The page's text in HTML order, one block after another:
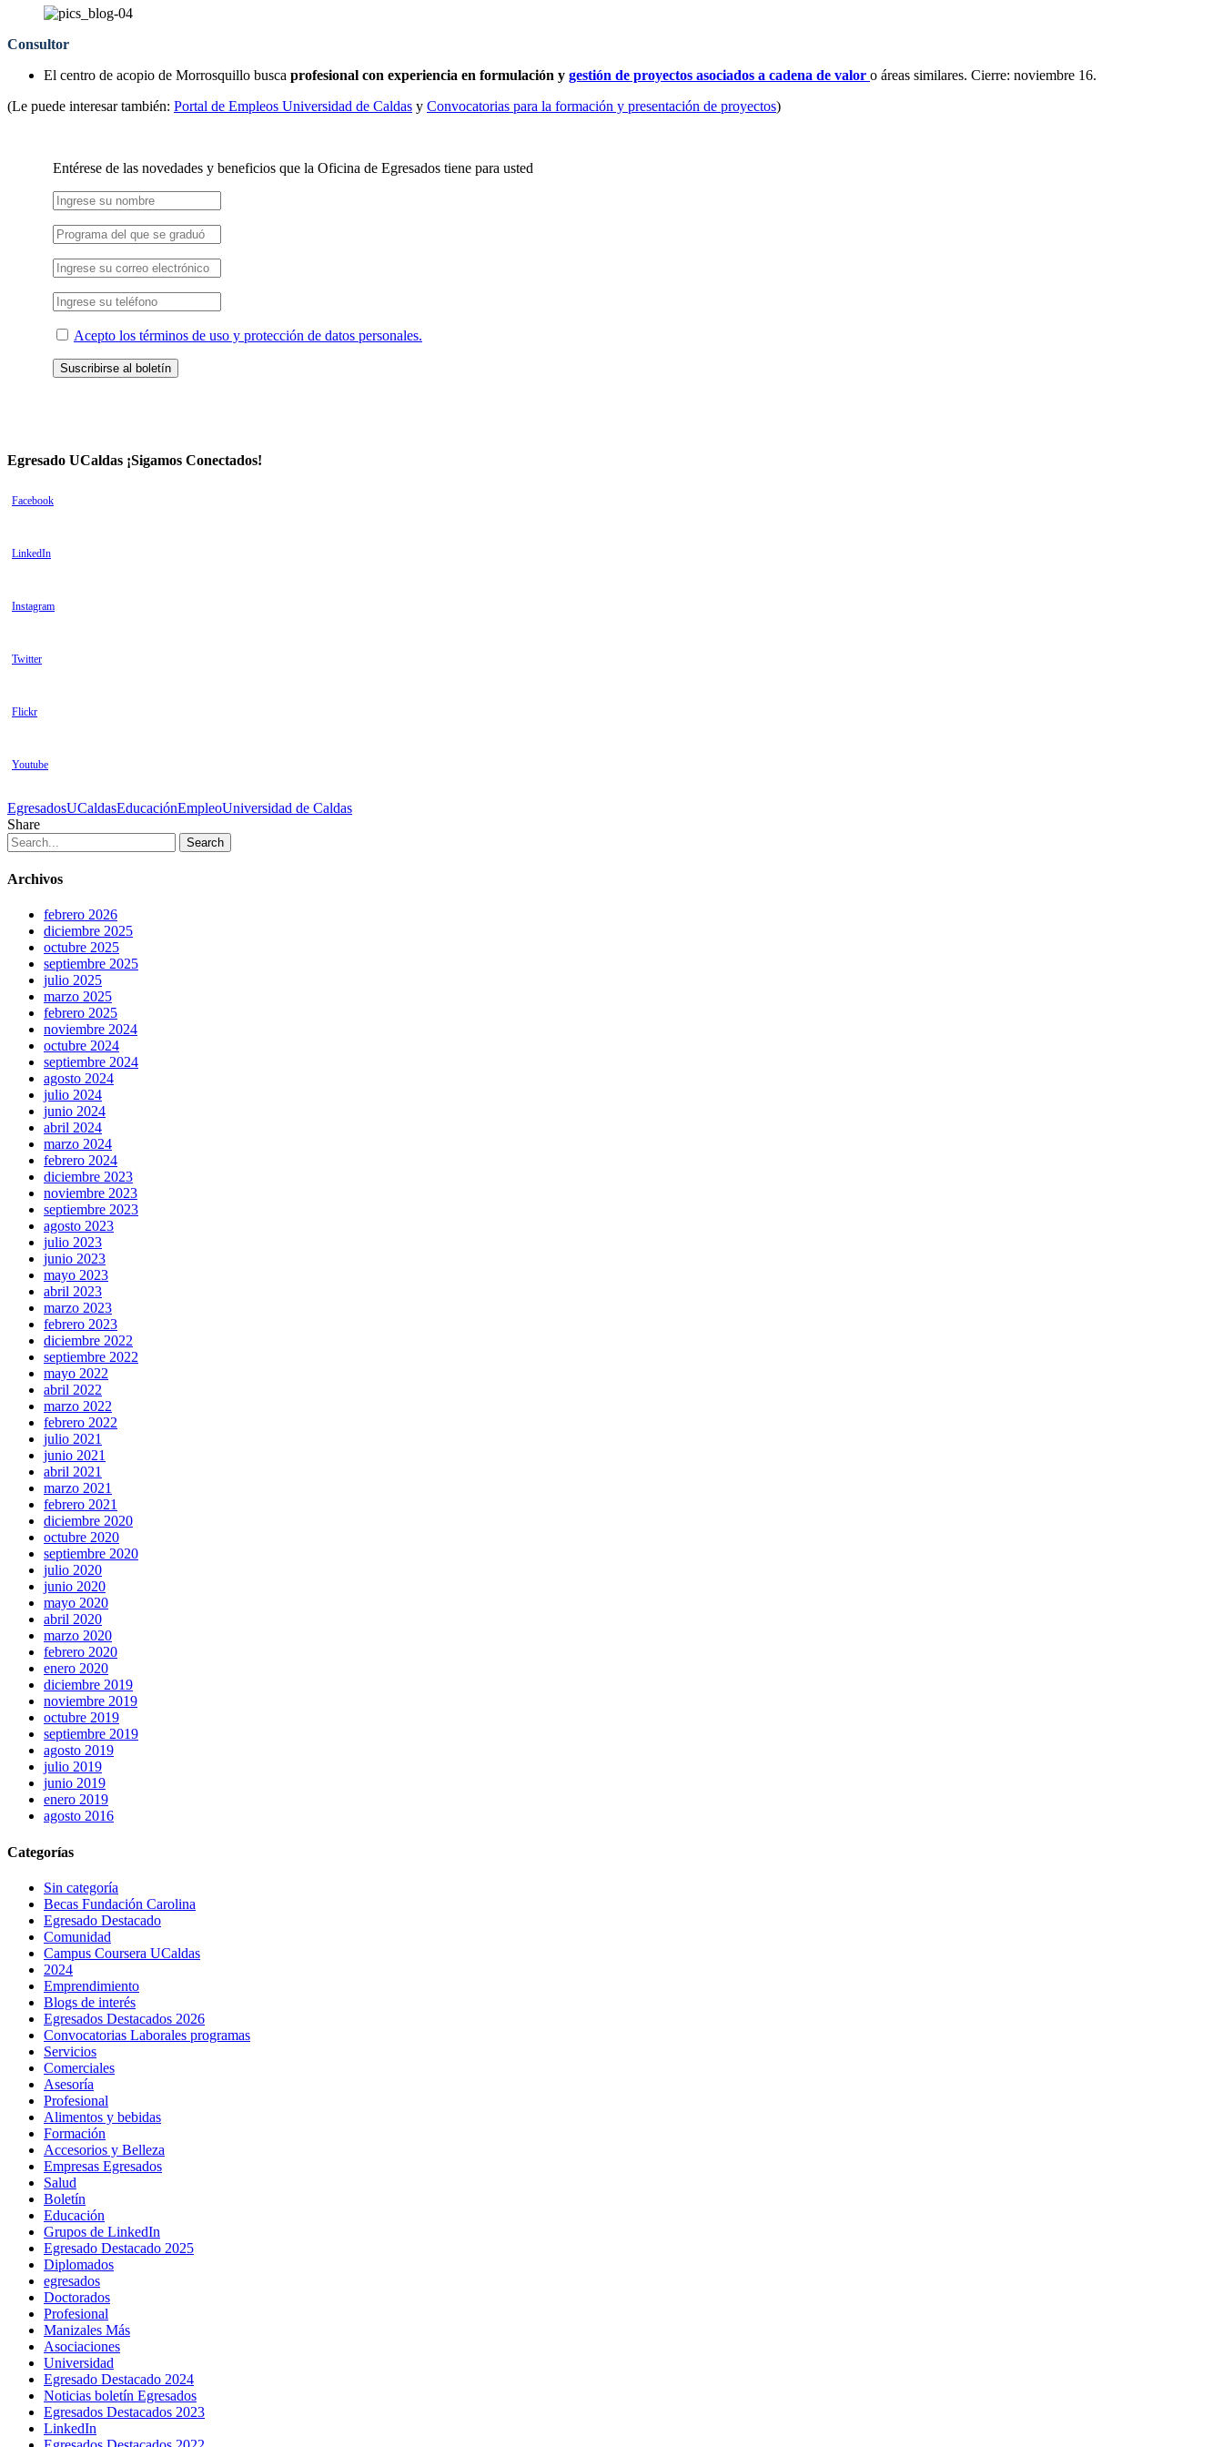
Consultor
El centro de acopio de Morrosquillo busca profesional con experiencia en formulación y gestión de proyectos asociados a cadena de valor o áreas similares. Cierre: noviembre 16.
(Le puede interesar también: Portal de Empleos Universidad de Caldas y Convocatorias para la formación y presentación de proyectos)
Entérese de las novedades y beneficios que la Oficina de Egresados tiene para usted
Acepto los términos de uso y protección de datos personales.
Egresado UCaldas ¡Sigamos Conectados!
Facebook
LinkedIn
Instagram
Twitter
Flickr
Youtube
Tags
EgresadosUCaldasEducaciónEmpleoUniversidad de Caldas
Share
Search
Archivos
febrero 2026
diciembre 2025
octubre 2025
septiembre 2025
julio 2025
marzo 2025
febrero 2025
noviembre 2024
octubre 2024
septiembre 2024
agosto 2024
julio 2024
junio 2024
abril 2024
marzo 2024
febrero 2024
diciembre 2023
noviembre 2023
septiembre 2023
agosto 2023
julio 2023
junio 2023
mayo 2023
abril 2023
marzo 2023
febrero 2023
diciembre 2022
septiembre 2022
mayo 2022
abril 2022
marzo 2022
febrero 2022
julio 2021
junio 2021
abril 2021
marzo 2021
febrero 2021
diciembre 2020
octubre 2020
septiembre 2020
julio 2020
junio 2020
mayo 2020
abril 2020
marzo 2020
febrero 2020
enero 2020
diciembre 2019
noviembre 2019
octubre 2019
septiembre 2019
agosto 2019
julio 2019
junio 2019
enero 2019
agosto 2016
Categorías
Sin categoría
Becas Fundación Carolina
Egresado Destacado
Comunidad
Campus Coursera UCaldas
2024
Emprendimiento
Blogs de interés
Egresados Destacados 2026
Convocatorias Laborales programas
Servicios
Comerciales
Asesoría
Profesional
Alimentos y bebidas
Formación
Accesorios y Belleza
Empresas Egresados
Salud
Boletín
Educación
Grupos de LinkedIn
Egresado Destacado 2025
Diplomados
egresados
Doctorados
Profesional
Manizales Más
Asociaciones
Universidad
Egresado Destacado 2024
Noticias boletín Egresados
Egresados Destacados 2023
LinkedIn